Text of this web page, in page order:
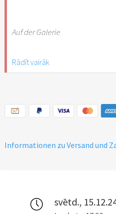
Auf der Galerie
Kinder bis 12 Jahre
benötigen kein Ticket (Ticket
Rādīt vairāk
Informationen zu Versand und
svētd.,